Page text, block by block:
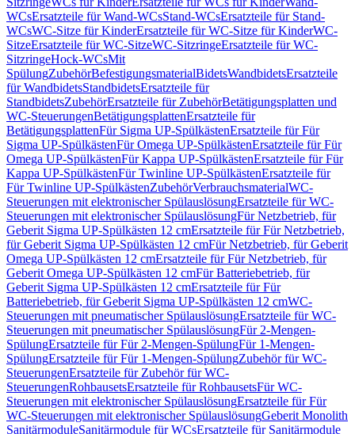
WCsErsatzteile für Wand-WCsStand-WCsErsatzteile für Stand-
WCsWC-Sitze für KinderErsatzteile für WC-Sitze für KinderWC-
SitzeErsatzteile für WC-SitzeWC-SitzringeErsatzteile für WC-
SitzringeHock-WCsMit
SpülungZubehörBefestigungsmaterialBidetsWandbidetsErsatzteile
für WandbidetsStandbidetsErsatzteile für
StandbidetsZubehörErsatzteile für ZubehörBetätigungsplatten und
WC-SteuerungenBetätigungsplattenErsatzteile für
BetätigungsplattenFür Sigma UP-SpülkästenErsatzteile für Für
Sigma UP-SpülkästenFür Omega UP-SpülkästenErsatzteile für Für
Omega UP-SpülkästenFür Kappa UP-SpülkästenErsatzteile für Für
Kappa UP-SpülkästenFür Twinline UP-SpülkästenErsatzteile für
Für Twinline UP-SpülkästenZubehörVerbrauchsmaterialWC-
Steuerungen mit elektronischer SpülauslösungErsatzteile für WC-
Steuerungen mit elektronischer SpülauslösungFür Netzbetrieb, für
Geberit Sigma UP-Spülkästen 12 cmErsatzteile für Für Netzbetrieb,
für Geberit Sigma UP-Spülkästen 12 cmFür Netzbetrieb, für Geberit
Omega UP-Spülkästen 12 cmErsatzteile für Für Netzbetrieb, für
Geberit Omega UP-Spülkästen 12 cmFür Batteriebetrieb, für
Geberit Sigma UP-Spülkästen 12 cmErsatzteile für Für
Batteriebetrieb, für Geberit Sigma UP-Spülkästen 12 cmWC-
Steuerungen mit pneumatischer SpülauslösungErsatzteile für WC-
Steuerungen mit pneumatischer SpülauslösungFür 2-Mengen-
SpülungErsatzteile für Für 2-Mengen-SpülungFür 1-Mengen-
SpülungErsatzteile für Für 1-Mengen-SpülungZubehör für WC-
SteuerungenErsatzteile für Zubehör für WC-
SteuerungenRohbausetsErsatzteile für RohbausetsFür WC-
Steuerungen mit elektronischer SpülauslösungErsatzteile für Für
WC-Steuerungen mit elektronischer SpülauslösungGeberit Monolith
SanitärmoduleSanitärmodule für WCsErsatzteile für Sanitärmodule